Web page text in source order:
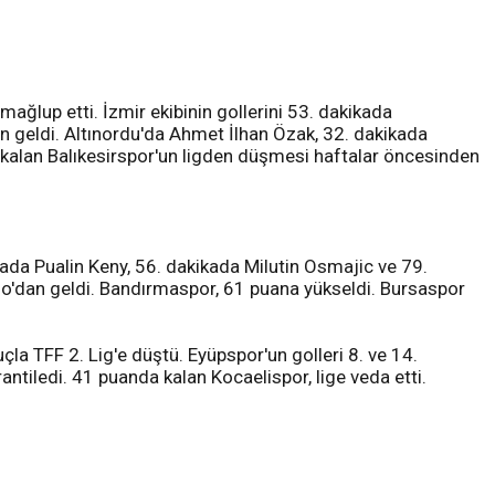
mağlup etti. İzmir ekibinin gollerini 53. dakikada
Altınordu'da Ahmet İlhan Özak, 32. dakikada
Balıkesirspor'un ligden düşmesi haftalar öncesinden
Pualin Keny, 56. dakikada Milutin Osmajic ve 79.
geldi. Bandırmaspor, 61 puana yükseldi. Bursaspor
TFF 2. Lig'e düştü. Eyüpspor'un golleri 8. ve 14.
41 puanda kalan Kocaelispor, lige veda etti.